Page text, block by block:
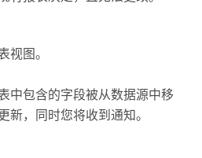
视图。
中包含的字段被从数据源中移
新，同时您将收到通知。